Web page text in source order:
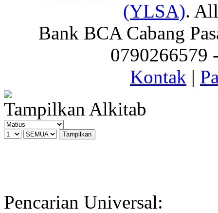
(YLSA).
Bank BCA Cabang
0790266579
Kontak |
Tampilkan Alkitab
Pencarian Universal: